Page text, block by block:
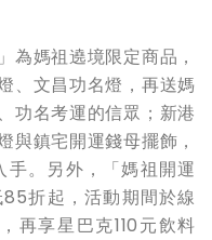
為媽祖遶境限定商品，
、文昌功名燈，再送媽
功名考運的信眾；新港
與鎮宅開運錢母擺飾，
。另外，「媽祖開運
折起，活動期間於線
再享星巴克110元飲料